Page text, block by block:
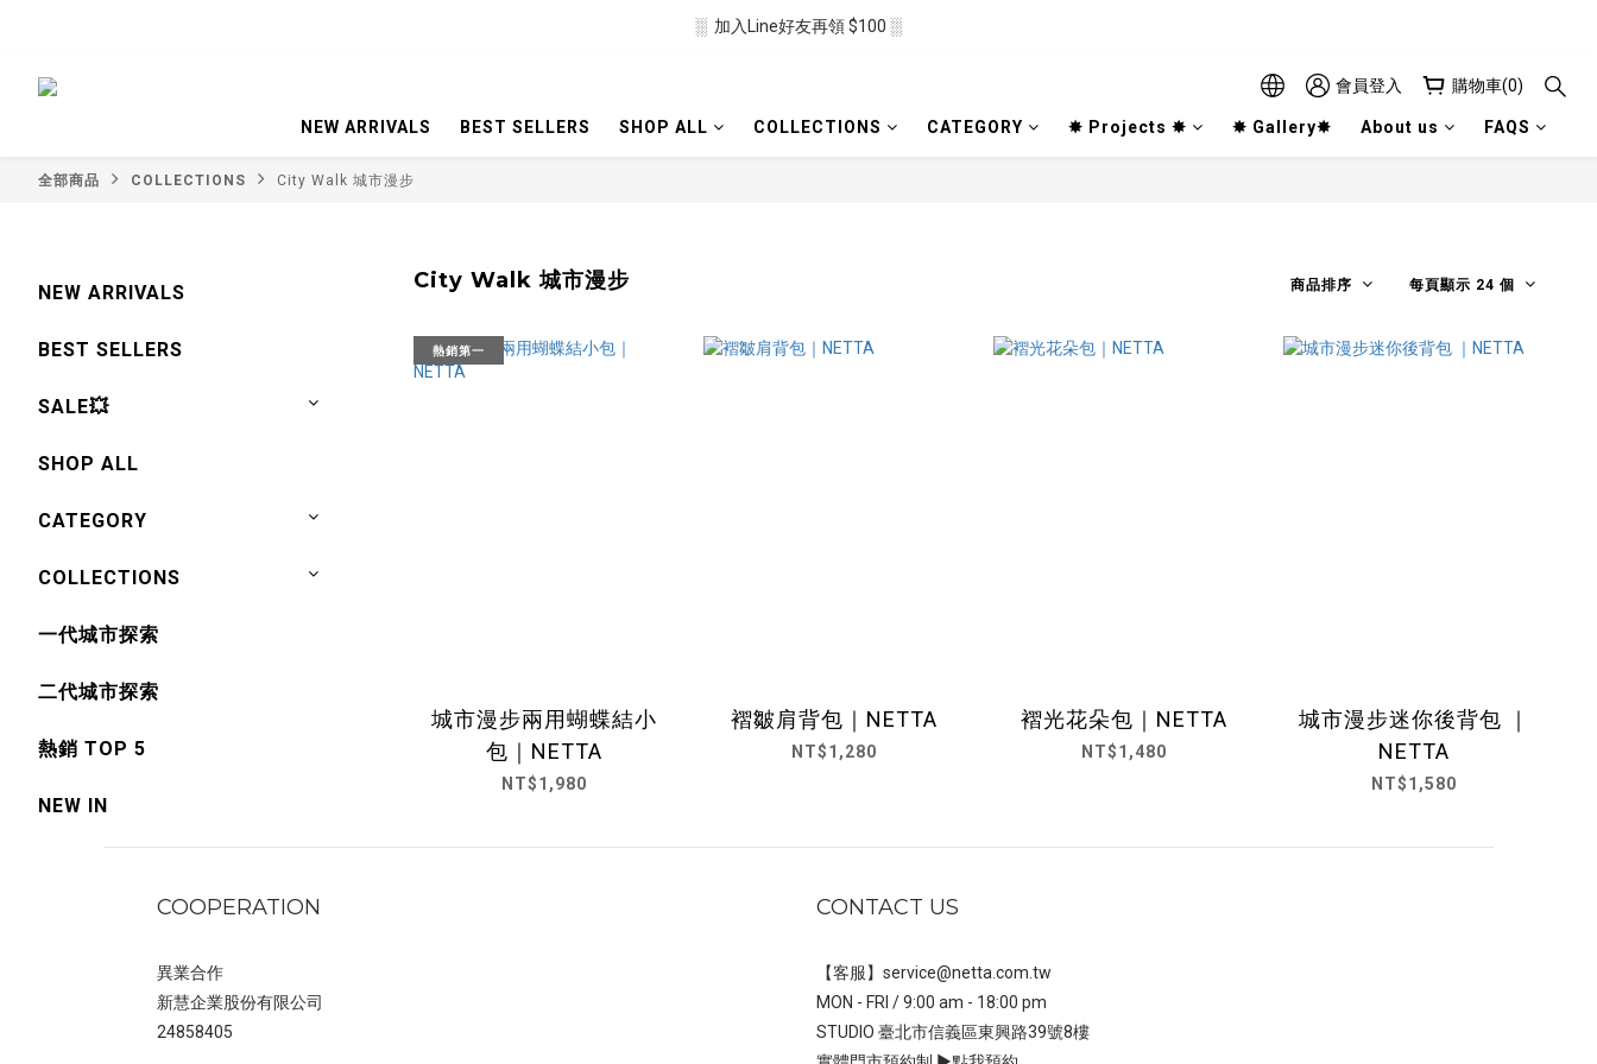
░  新會員註冊送 $50 ░
░  加入Line好友再領 $100 ░
░  新會員註冊送 $50 ░
會員登入 購物車(0)
NEW ARRIVALS BEST SELLERS SHOP ALL COLLECTIONS CATEGORY ✸ Projects ✸ ✸ Gallery✸ About us FAQS
全部商品 COLLECTIONS City Walk 城市漫步
NEW ARRIVALS
BEST SELLERS
SALE💥
SHOP ALL
CATEGORY
COLLECTIONS
一代城市探索
二代城市探索
熱銷 TOP 5
NEW IN
City Walk 城市漫步 商品排序 每頁顯示 24 個
熱銷第一
城市漫步兩用蝴蝶結小
包｜NETTA
NT$1,980
褶皺肩背包｜NETTA
NT$1,280
褶光花朵包｜NETTA
NT$1,480
城市漫步迷你後背包 ｜
NETTA
NT$1,580
COOPERATION
異業合作
新慧企業股份有限公司
24858405
CONTACT US
【客服】service@netta.com.tw
MON - FRI / 9:00 am - 18:00 pm
STUDIO 臺北市信義區東興路39號8樓